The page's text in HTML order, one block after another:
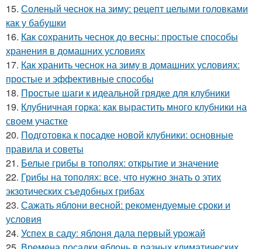
15. Соленый чеснок на зиму: рецепт целыми головками
как у бабушки
16. Как сохранить чеснок до весны: простые способы
хранения в домашних условиях
17. Как хранить чеснок на зиму в домашних условиях:
простые и эффективные способы
18. Простые шаги к идеальной грядке для клубники
19. Клубничная горка: как вырастить много клубники на
своем участке
20. Подготовка к посадке новой клубники: основные
правила и советы
21. Белые грибы в тополях: открытие и значение
22. Грибы на тополях: все, что нужно знать о этих
экзотических съедобных грибах
23. Сажать яблони весной: рекомендуемые сроки и
условия
24. Успех в саду: яблоня дала первый урожай